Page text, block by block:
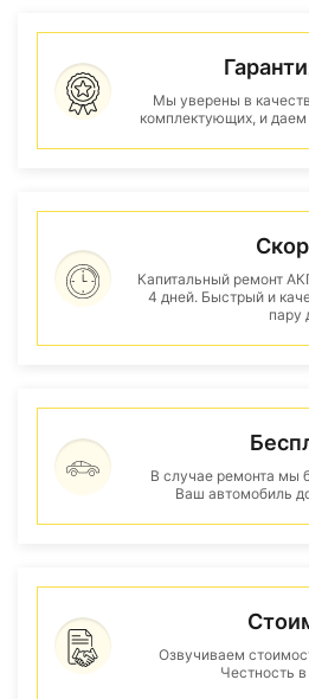
Мы уверены в
комплектующих, и даем
Капитальный ремонт
4 дней. Быстрый и
пару
В случае ремонта мы
Ваш автомобиль
Озвучиваем
Честность